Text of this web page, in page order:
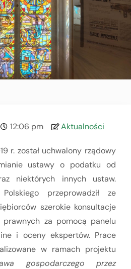
12:06 pm Aktualności
r. został uchwalony rządowy
ustawy o podatku od
niektórych innych ustaw.
przeprowadził ze
szerokie konsultacje
prawnych za pomocą panelu
i oceny ekspertów. Prace
w ramach projektu
gospodarczego przez